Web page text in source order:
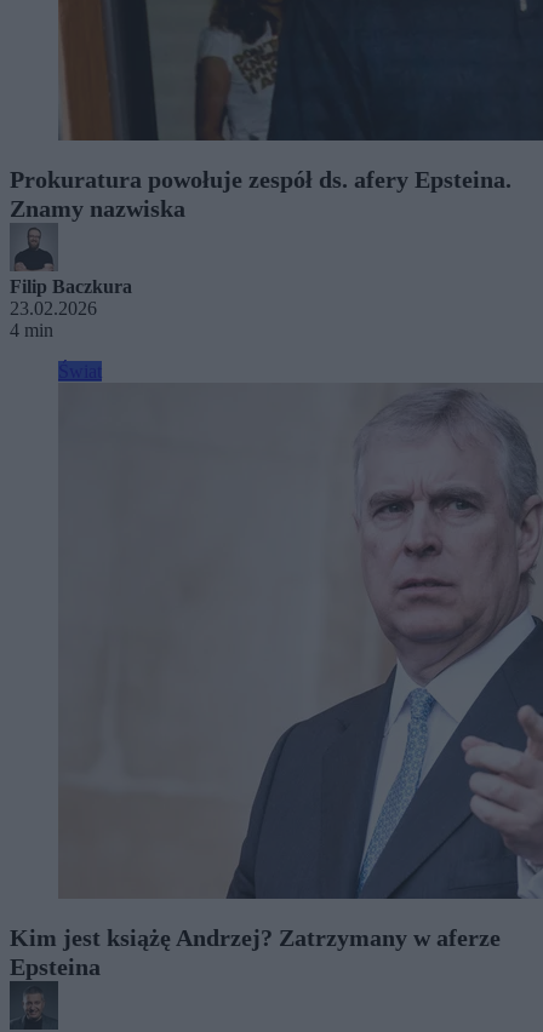
Prokuratura powołuje zespół ds. afery Epsteina.
Znamy nazwiska
Filip Baczkura
23.02.2026
4 min
Kim jest książę Andrzej? Zatrzymany w aferze
Epsteina